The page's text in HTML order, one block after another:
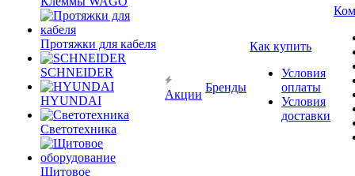
Протяжки для кабеля
SCHNEIDER
HYUNDAI
Светотехника
Щитовое
Акции
Бренды
Как купить
Условия
оплаты
Условия
доставки